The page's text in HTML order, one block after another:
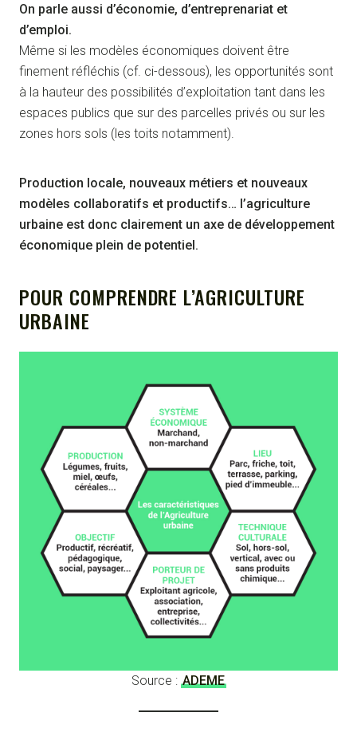
On parle aussi d’économie, d’entreprenariat et
d’emploi.
Même si les modèles économiques doivent être
finement réfléchis (cf. ci-dessous), les opportunités sont
à la hauteur des possibilités d’exploitation tant dans les
espaces publics que sur des parcelles privés ou sur les
zones hors sols (les toits notamment).
Production locale, nouveaux métiers et nouveaux
modèles collaboratifs et productifs… l’agriculture
urbaine est donc clairement un axe de développement
économique plein de potentiel.
POUR COMPRENDRE L’AGRICULTURE
URBAINE
Source : ADEME